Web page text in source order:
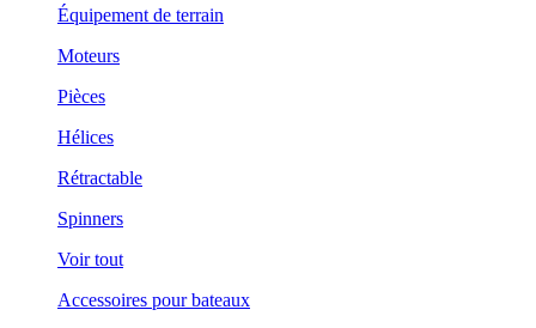
Équipement de terrain
Moteurs
Pièces
Hélices
Rétractable
Spinners
Voir tout
Accessoires pour bateaux